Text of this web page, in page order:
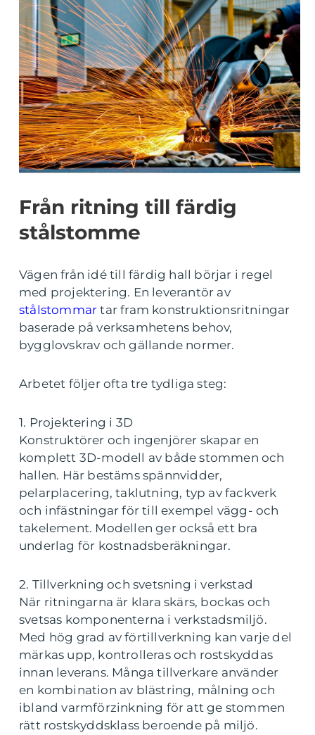
Från ritning till färdig
stålstomme
Vägen från idé till färdig hall börjar i regel
med projektering. En leverantör av
stålstommar tar fram konstruktionsritningar
baserade på verksamhetens behov,
bygglovskrav och gällande normer.
Arbetet följer ofta tre tydliga steg:
1. Projektering i 3D
Konstruktörer och ingenjörer skapar en
komplett 3D-modell av både stommen och
hallen. Här bestäms spännvidder,
pelarplacering, taklutning, typ av fackverk
och infästningar för till exempel vägg- och
takelement. Modellen ger också ett bra
underlag för kostnadsberäkningar.
2. Tillverkning och svetsning i verkstad
När ritningarna är klara skärs, bockas och
svetsas komponenterna i verkstadsmiljö.
Med hög grad av förtillverkning kan varje del
märkas upp, kontrolleras och rostskyddas
innan leverans. Många tillverkare använder
en kombination av blästring, målning och
ibland varmförzinkning för att ge stommen
rätt rostskyddsklass beroende på miljö.